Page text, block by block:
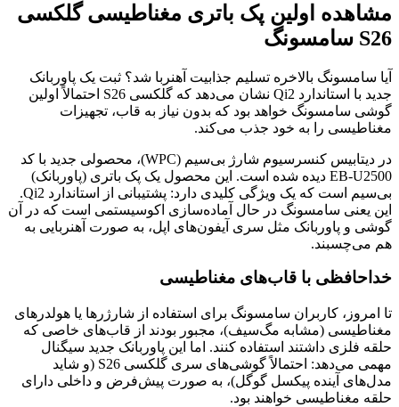
مشاهده اولین پک باتری مغناطیسی گلکسی
S26 سامسونگ
آیا سامسونگ بالاخره تسلیم جذابیت آهنربا شد؟ ثبت یک پاوربانک
جدید با استاندارد Qi2 نشان می‌دهد که گلکسی S26 احتمالاً اولین
گوشی سامسونگ خواهد بود که بدون نیاز به قاب، تجهیزات
مغناطیسی را به خود جذب می‌کند.
در دیتابیس کنسرسیوم شارژ بی‌سیم (WPC)، محصولی جدید با کد
EB-U2500 دیده شده است. این محصول یک پک باتری (پاوربانک)
بی‌سیم است که یک ویژگی کلیدی دارد: پشتیبانی از استاندارد Qi2.
این یعنی سامسونگ در حال آماده‌سازی اکوسیستمی است که در آن
گوشی و پاوربانک مثل سری آیفون‌های اپل، به صورت آهنربایی به
هم می‌چسبند.
خداحافظی با قاب‌های مغناطیسی
تا امروز، کاربران سامسونگ برای استفاده از شارژرها یا هولدرهای
مغناطیسی (مشابه مگ‌سیف)، مجبور بودند از قاب‌های خاصی که
حلقه فلزی داشتند استفاده کنند. اما این پاوربانک جدید سیگنال
مهمی می‌دهد: احتمالاً گوشی‌های سری گلکسی S26 (و شاید
مدل‌های آینده پیکسل گوگل)، به صورت پیش‌فرض و داخلی دارای
حلقه مغناطیسی خواهند بود.